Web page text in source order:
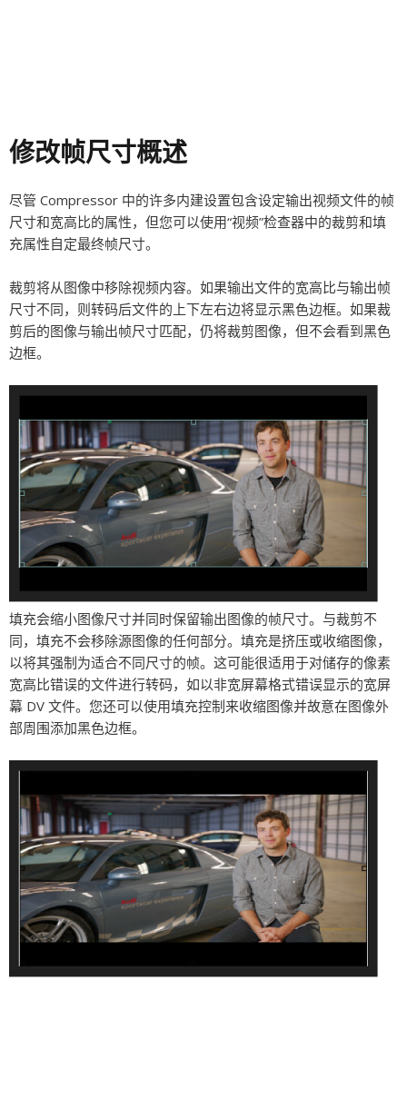
修改帧尺寸概述
尽管 Compressor 中的许多内建设置包含设定输出视频文件的帧
尺寸和宽高比的属性，但您可以使用“视频”检查器中的裁剪和填
充属性自定最终帧尺寸。
裁剪将从图像中移除视频内容。如果输出文件的宽高比与输出帧
尺寸不同，则转码后文件的上下左右边将显示黑色边框。如果裁
剪后的图像与输出帧尺寸匹配，仍将裁剪图像，但不会看到黑色
边框。
填充会缩小图像尺寸并同时保留输出图像的帧尺寸。与裁剪不
同，填充不会移除源图像的任何部分。填充是挤压或收缩图像，
以将其强制为适合不同尺寸的帧。这可能很适用于对储存的像素
宽高比错误的文件进行转码，如以非宽屏幕格式错误显示的宽屏
幕 DV 文件。您还可以使用填充控制来收缩图像并故意在图像外
部周围添加黑色边框。